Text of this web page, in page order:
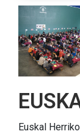
Euskal